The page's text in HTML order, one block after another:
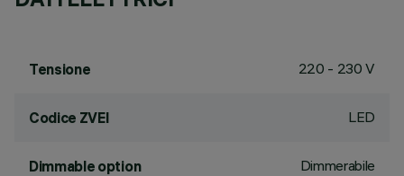
Tensione 220 - 230 V
Codice ZVEI LED
Dimmable option Dimmerabile